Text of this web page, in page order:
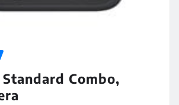
Combo,